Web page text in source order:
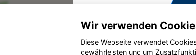
Wir verwenden
Diese Webseite verwendet
gewährleisten und um